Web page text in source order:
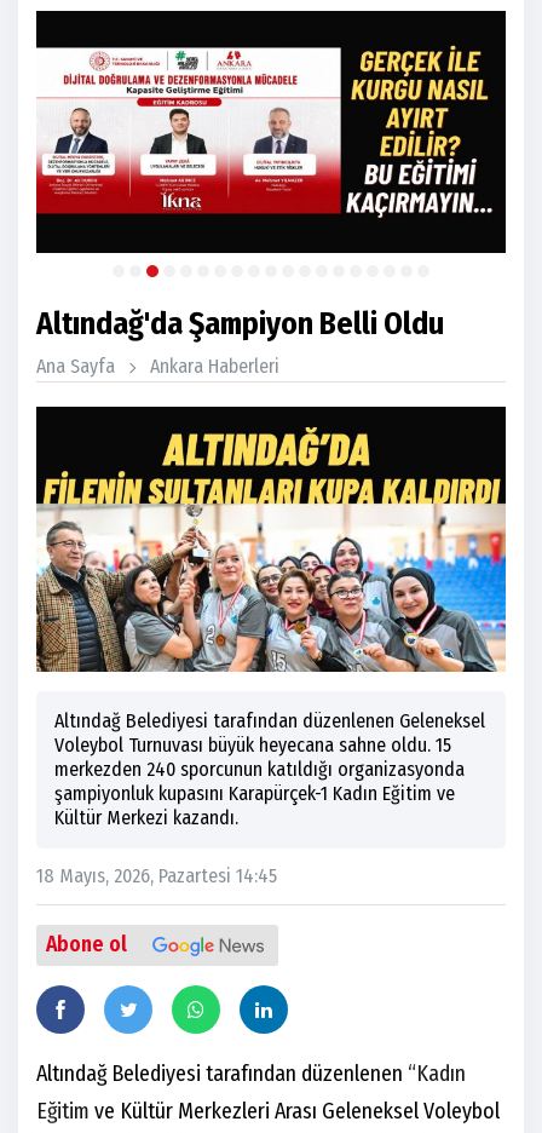
Altındağ'da Şampiyon Belli Oldu
Ana Sayfa Ankara Haberleri
Altındağ Belediyesi tarafından düzenlenen Geleneksel
Voleybol Turnuvası büyük heyecana sahne oldu. 15
merkezden 240 sporcunun katıldığı organizasyonda
şampiyonluk kupasını Karapürçek-1 Kadın Eğitim ve
Kültür Merkezi kazandı.
18 Mayıs, 2026, Pazartesi 14:45
Abone ol
Altındağ Belediyesi tarafından düzenlenen “Kadın
Eğitim ve Kültür Merkezleri Arası Geleneksel Voleybol